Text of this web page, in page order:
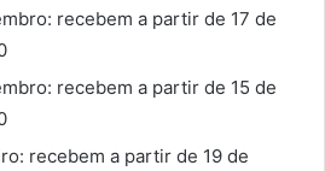
recebem a partir de 17 de
recebem a partir de 15 de
recebem a partir de 19 de